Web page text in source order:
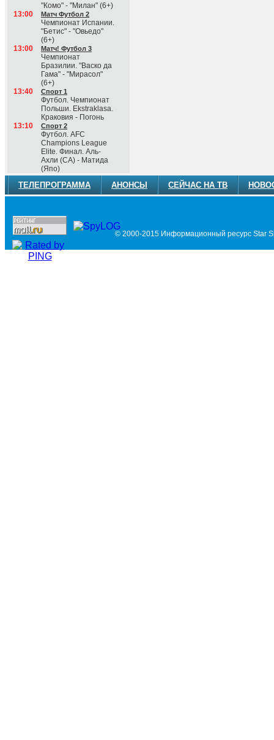
"Комо" - "Милан" (6+)
13:00
Матч Футбол 2
Чемпионат Испании.
"Бетис" - "Овьедо"
(6+)
13:00
Матч! Футбол 3
Чемпионат
Бразилии. "Васко да
Гама" - "Мирасол"
(6+)
13:40
Спорт 1
Футбол. Чемпионат
Польши. Ekstraklasa.
Краковия - Погонь
13:10
Спорт 2
Футбол. AFC
Champions League
Elite. Финал. Аль-
Ахли (СА) - Матида
(Япо)
ТЕЛЕПРОГРАММА АНОНСЫ СЕЙЧАС НА ТВ
© 2000-2015 Информационный ресурс Star